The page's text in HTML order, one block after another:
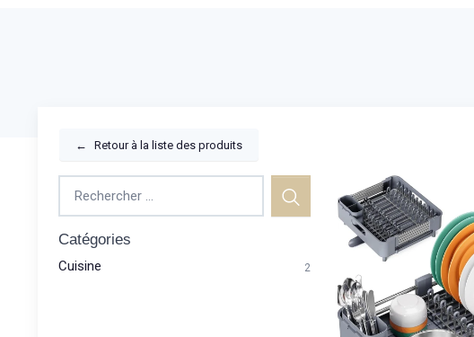
← Retour à la liste des produits
Catégories
Cuisine 2